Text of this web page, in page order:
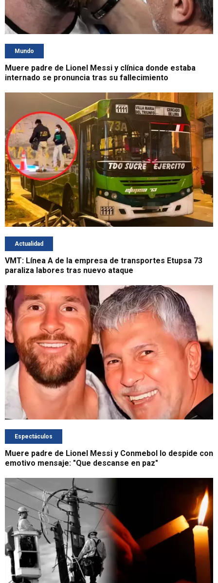
Mundo
Muere padre de Lionel Messi y clínica donde estaba
internado se pronuncia tras su fallecimiento
Actualidad
VMT: Línea A de la empresa de transportes Etupsa 73
paraliza labores tras nuevo ataque
Espectáculos
Muere padre de Lionel Messi y Conmebol lo despide con
emotivo mensaje: "Que descanse en paz"